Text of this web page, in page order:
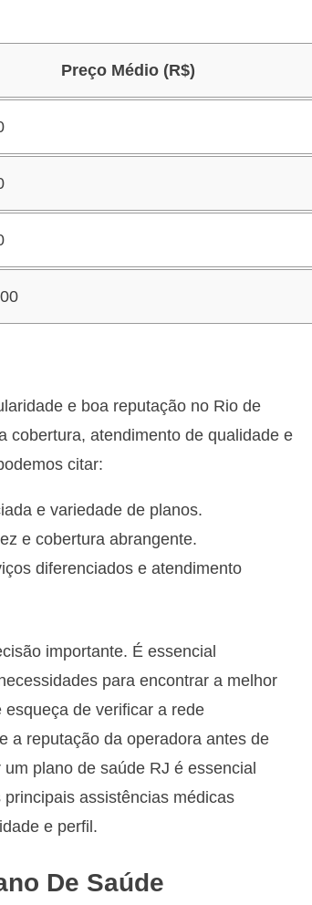
Preço Médio (R$)
e boa reputação no Rio de
cobertura, atendimento de qualidade e
citar:
e variedade de planos.
e cobertura abrangente.
diferenciados e atendimento
importante. É essencial
para encontrar a melhor
de verificar a rede
a reputação da operadora antes de
plano de saúde RJ é essencial
assistências médicas
e perfil.
De Saúde